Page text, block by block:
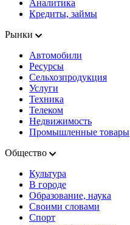
Аналитика
Кредиты, займы
Рынки
Автомобили
Ресурсы
Сельхозпродукция
Услуги
Техника
Телеком
Недвижимость
Промышленные товары
Общество
Культура
В городе
Образование, наука
Своими словами
Спорт